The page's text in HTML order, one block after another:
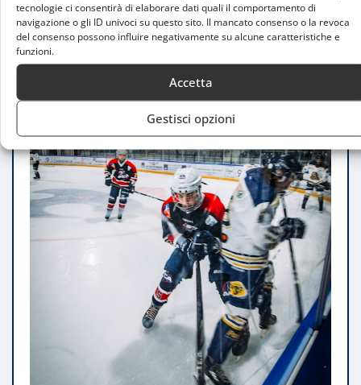
tecnologie ci consentirà di elaborare dati quali il comportamento di
navigazione o gli ID univoci su questo sito. Il mancato consenso o la revoca
del consenso possono influire negativamente su alcune caratteristiche e
funzioni.
Accetta
Gestisci opzioni